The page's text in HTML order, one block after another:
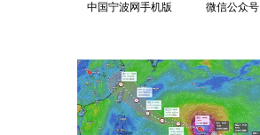
中国宁波网手机版 微信公众号